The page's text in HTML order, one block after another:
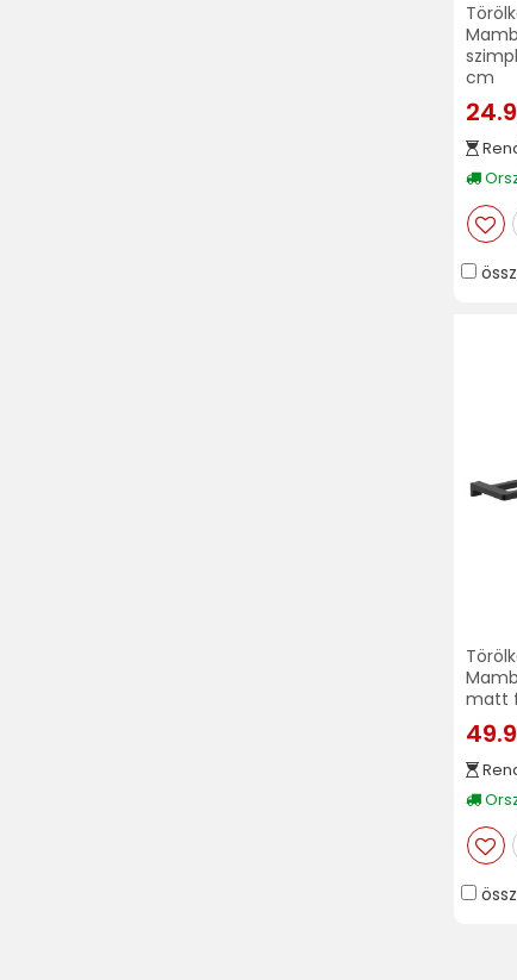
cm
matt